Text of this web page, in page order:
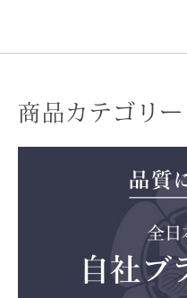
商品カテゴリー